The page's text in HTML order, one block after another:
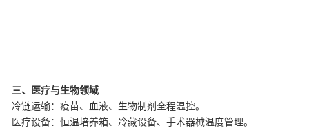
三、医疗与生物领域
‌冷链运输‌：疫苗、血液、生物制剂全程温控。
‌医疗设备‌：恒温培养箱、冷藏设备、手术器械温度管理。